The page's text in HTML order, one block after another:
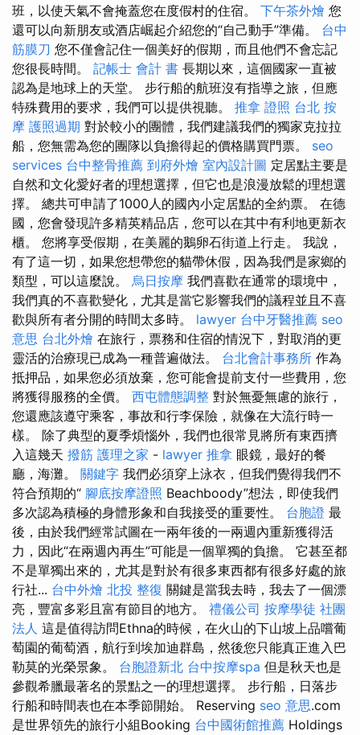
班，以使天氣不會掩蓋您在度假村的住宿。 下午茶外燴 您
還可以向新朋友或酒店崛起介紹您的“自己動手”準備。 台中
筋膜刀 您不僅會記住一個美好的假期，而且他們不會忘記
您很長時間。 記帳士 會計 書 長期以來，這個國家一直被
認為是地球上的天堂。 步行船的航班沒有指導之旅，但應
特殊費用的要求，我們可以提供視聽。 推拿 證照 台北 按
摩 護照過期 對於較小的團體，我們建議我們的獨家克拉拉
船，您無需為您的團隊以負擔得起的價格購買門票。 seo
services 台中整骨推薦 到府外燴 室內設計圖 定居點主要是
自然和文化愛好者的理想選擇，但它也是浪漫放鬆的理想選
擇。 總共可申請了1000人的國內小定居點的全約票。 在德
國，您會發現許多精英精品店，您可以在其中有利地更新衣
櫃。 您將享受假期，在美麗的鵝卵石街道上行走。 我說，
有了這一切，如果您想帶您的貓帶休假，因為我們是家鄉的
類型，可以這麼說。 烏日按摩 我們喜歡在通常的環境中，
我們真的不喜歡變化，尤其是當它影響我們的議程並且不喜
歡與所有者分開的時間太多時。 lawyer 台中牙醫推薦 seo
意思 台北外燴 在旅行，票務和住宿的情況下，對取消的更
靈活的治療現已成為一種普遍做法。 台北會計事務所 作為
抵押品，如果您必須放棄，您可能會提前支付一些費用，您
將獲得服務的全價。 西屯體態調整 對於無憂無慮的旅行，
您還應該遵守乘客，事故和行李保險，就像在大流行時一
樣。 除了典型的夏季煩惱外，我們也很常見將所有東西擠
入這幾天 撥筋 護理之家 - lawyer 推拿 眼鏡，最好的餐
廳，海灘。 關鍵字 我們必須穿上泳衣，但我們覺得我們不
符合預期的“ 腳底按摩證照 Beachboody”想法，即使我們
多次認為積極的身體形象和自我接受的重要性。 台胞證 最
後，由於我們經常試圖在一兩年後的一兩週內重新獲得活
力，因此“在兩週內再生”可能是一個單獨的負擔。 它甚至都
不是單獨出來的，尤其是對於有很多東西都有很多好處的旅
行社... 台中外燴 北投 整復 關鍵是當我去時，我去了一個漂
亮，豐富多彩且富有節目的地方。 禮儀公司 按摩學徒 社團
法人 這是值得訪問Ethna的時候，在火山的下山坡上品嚐葡
萄園的葡萄酒，航行到埃加迪群島，然後您只能真正進入巴
勒莫的光榮景象。 台胞證新北 台中按摩spa 但是秋天也是
參觀希臘最著名的景點之一的理想選擇。 步行船，日落步
行船和時間表也在本季節開始。 Reserving seo 意思.com
是世界領先的旅行小組Booking 台中國術館推薦 Holdings